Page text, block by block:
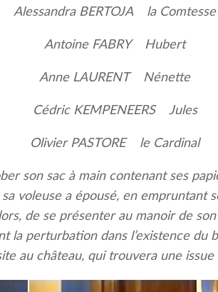
Alessandra BERTOJA la Comtesse
Antoine FABRY Hubert
Anne LAURENT Nénette
Cédric KEMPENEERS Jules
Olivier PASTORE le Cardinal
son sac à main contenant ses
voleuse a épousé, en empruntant
de se présenter au manoir de
la perturbation dans l’existence du
au château, qui trouvera une